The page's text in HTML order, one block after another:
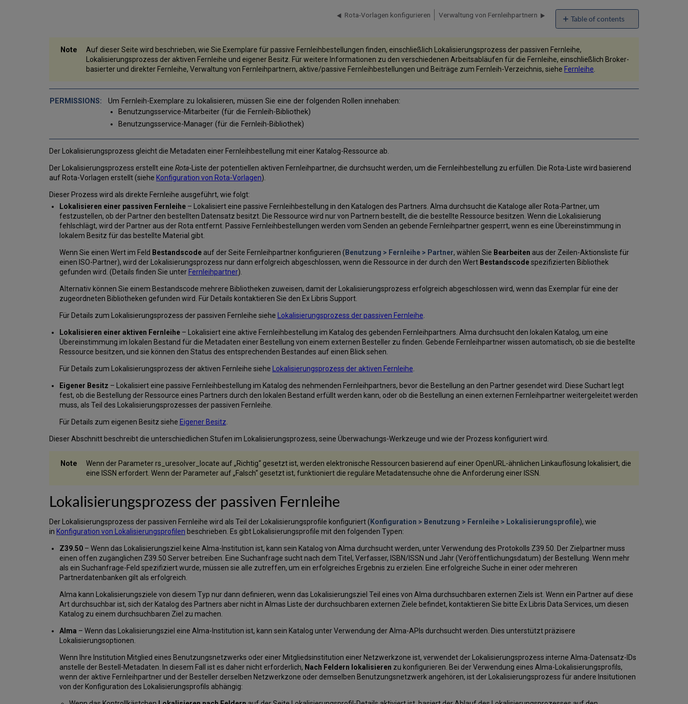
Table of contents
passiven
Fernleihe
Lokalisierungsprozess
Rota-Vorlagen konfigurieren Verwaltung von Fernleihpartnern
Auf dieser Seite wird beschrieben, wie Sie Exemplare für passive Fernleihbestellungen finden, einschließlich Lokalisierungsprozess der passiven Fernleihe,
Lokalisierungsprozess der aktiven Fernleihe und eigener Besitz. Für weitere Informationen zu den verschiedenen Arbeitsabläufen für die Fernleihe, einschließlich Broker-
basierter und direkter Fernleihe, Verwaltung von Fernleihpartnern, aktive/passive Fernleihbestellungen und Beiträge zum Fernleih-Verzeichnis, siehe Fernleihe
Um Fernleih-Exemplare zu lokalisieren, müssen Sie eine der folgenden Rollen innehaben:
Benutzungsservice-Mitarbeiter (für die Fernleih-Bibliothek)
Benutzungsservice-Manager (für die Fernleih-Bibliothek)
Der Lokalisierungsprozess gleicht die Metadaten einer Fernleihbestellung mit einer Katalog-Ressource ab.
Der Lokalisierungsprozess erstellt eine Rota-Liste der potentiellen aktiven Fernleihpartner, die durchsucht werden, um die Fernleihbestellung zu erfüllen. Die Rota-Liste wird basierend
auf Rota-Vorlagen erstellt (siehe Konfiguration von Rota-Vorlagen).
Dieser Prozess wird als direkte Fernleihe ausgeführt, wie folgt:
Lokalisieren einer passiven Fernleihe– Lokalisiert eine passive Fernleihbestellung in den Katalogen des Partners. Alma durchsucht die Kataloge aller Rota-Partner, um
festzustellen, ob der Partner den bestellten Datensatz besitzt. Die Ressource wird nur von Partnern bestellt, die die bestellte Ressource besitzen. Wenn die Lokalisierung
fehlschlägt, wird der Partner aus der Rota entfernt. Passive Fernleihbestellungen werden vom Senden an gebende Fernleihpartner gesperrt, wenn es eine Übereinstimmung in
lokalem Besitz für das bestellte Material gibt.
Wenn Sie einen Wert im Feld Bestandscodeauf der Seite Fernleihpartner konfigurieren ( Benutzung > Fernleihe > Partner, wählen Sie Bearbeiten aus der Zeilen-Aktionsliste für
einen ISO-Partner), wird der Lokalisierungsprozess nur dann erfolgreich abgeschlossen, wenn die Ressource in der durch den Wert Bestandscodespezifizierten Bibliothek
gefunden wird. (Details finden Sie unter Fernleihpartner).
Alternativ können Sie einem Bestandscode mehrere Bibliotheken zuweisen, damit der Lokalisierungsprozess erfolgreich abgeschlossen wird, wenn das Exemplar für eine der
zugeordneten Bibliotheken gefunden wird. Für Details kontaktieren Sie den Ex Libris Support.
Für Details zum Lokalisierungsprozess der passiven Fernleihe siehe Lokalisierungsprozess der passiven Fernleihe
Lokalisieren einer aktiven Fernleihe– Lokalisiert eine aktive Fernleihbestellung im Katalog des gebenden Fernleihpartners. Alma durchsucht den lokalen Katalog, um eine
Übereinstimmung im lokalen Bestand für die Metadaten einer Bestellung von einem externen Besteller zu finden. Gebende Fernleihpartner wissen automatisch, ob sie die bestellte
Ressource besitzen, und sie können den Status des entsprechenden Bestandes auf einen Blick sehen.
Für Details zum Lokalisierungsprozess der aktiven Fernleihe siehe Lokalisierungsprozess der aktiven Fernleihe
Eigener Besitz – Lokalisiert eine passive Fernleihbestellung im Katalog des nehmenden Fernleihpartners, bevor die Bestellung an den Partner gesendet wird. Diese Suchart legt
fest, ob die Bestellung der Ressource eines Partners durch den lokalen Bestand erfüllt werden kann, oder ob die Bestellung an einen externen Fernleihpartner weitergeleitet werden
muss, als Teil des Lokalisierungsprozesses der passiven Fernleihe.
Für Details zum eigenen Besitz siehe Eigener Besitz
Dieser Abschnitt beschreibt die unterschiedlichen Stufen im Lokalisierungsprozess, seine Überwachungs-Werkzeuge und wie der Prozess konfiguriert wird.
Wenn der Parameter rs_uresolver_locate auf „Richtig“ gesetzt ist, werden elektronische Ressourcen basierend auf einer OpenURL-ähnlichen Linkauflösung lokalisiert, die
eine ISSN erfordert. Wenn der Parameter auf „Falsch“ gesetzt ist, funktioniert die reguläre Metadatensuche ohne die Anforderung einer ISSN.
Lokalisierungsprozess der passiven Fernleihe
Der Lokalisierungsprozess der passiven Fernleihe wird als Teil der Lokalisierungsprofile konfiguriert ( Konfiguration > Benutzung > Fernleihe > Lokalisierungsprofile), wie
in Konfiguration von Lokalisierungsprofilen beschrieben. Es gibt Lokalisierungsprofile mit den folgenden Typen:
Z39.50– Wenn das Lokalisierungsziel keine Alma-Institution ist, kann sein Katalog von Alma durchsucht werden, unter Verwendung des Protokolls Z39.50. Der Zielpartner muss
einen offen zugänglichen Z39.50 Server betreiben. Eine Suchanfrage sucht nach dem Titel, Verfasser, ISBN/ISSN und Jahr (Veröffentlichungsdatum) der Bestellung. Wenn mehr
als ein Suchanfrage-Feld spezifiziert wurde, müssen sie alle zutreffen, um ein erfolgreiches Ergebnis zu erzielen. Eine erfolgreiche Suche in einer oder mehreren
Partnerdatenbanken gilt als erfolgreich.
Alma kann Lokalisierungsziele von diesem Typ nur dann definieren, wenn das Lokalisierungsziel Teil eines von Alma durchsuchbaren externen Ziels ist. Wenn ein Partner auf diese
Art durchsuchbar ist, sich der Katalog des Partners aber nicht in Almas Liste der durchsuchbaren externen Ziele befindet, kontaktieren Sie bitte Ex Libris Data Services, um diesen
Katalog zu einem durchsuchbaren Ziel zu machen.
Alma – Wenn das Lokalisierungsziel eine Alma-Institution ist, kann sein Katalog unter Verwendung der Alma-APIs durchsucht werden. Dies unterstützt präzisere
Lokalisierungsoptionen.
Wenn Ihre Institution Mitglied eines Benutzungsnetzwerks oder einer Mitgliedsinstitution einer Netzwerkzone ist, verwendet der Lokalisierungsprozess interne Alma-Datensatz-IDs
anstelle der Bestell-Metadaten. In diesem Fall ist es daher nicht erforderlich, Nach Feldern lokalisieren zu konfigurieren. Bei der Verwendung eines Alma-Lokalisierungsprofils,
wenn der aktive Fernleihpartner und der Besteller derselben Netzwerkzone oder demselben Benutzungsnetzwerk angehören, ist der Lokalisierungsprozess für andere Insitutionen
von der Konfiguration des Lokalisierungsprofils abhängig: